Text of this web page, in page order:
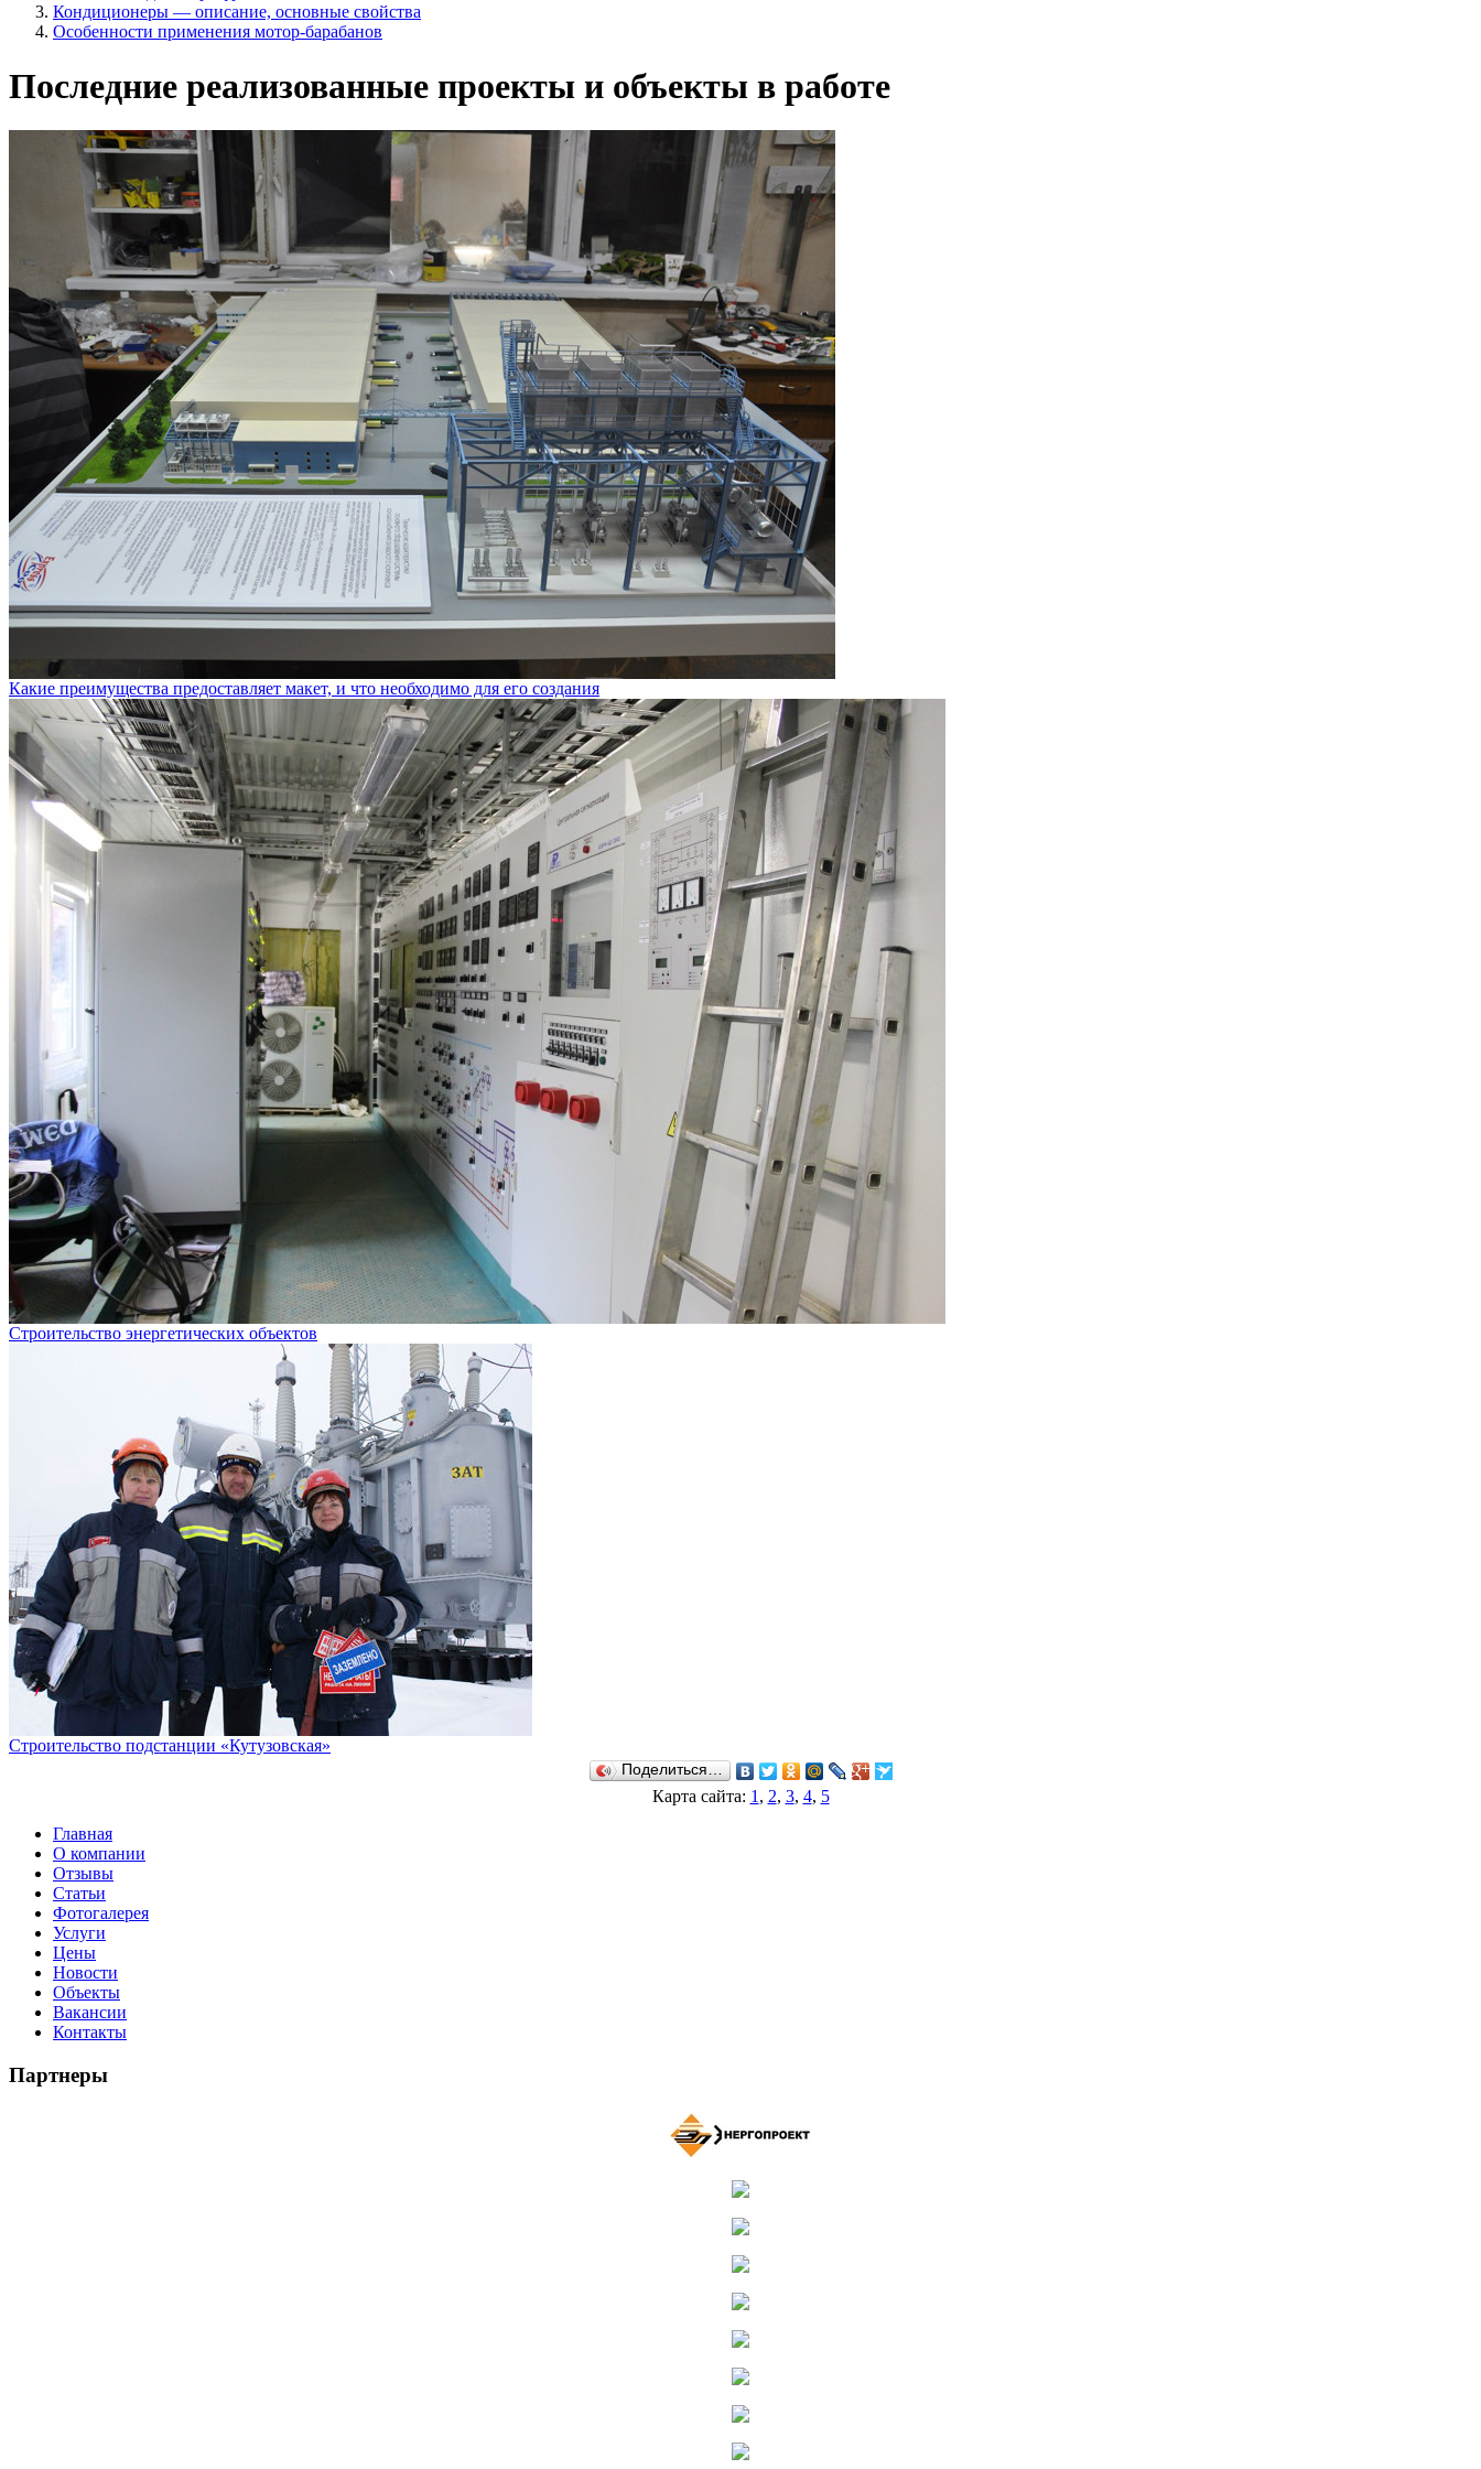
Кондиционеры — описание, основные свойства
Особенности применения мотор-барабанов
Последние реализованные проекты и объекты в работе
Какие преимущества предоставляет макет, и что необходимо для его создания
Строительство энергетических объектов
Строительство подстанции «Кутузовская»
Поделиться…
Карта сайта: 1 , 2, 3, 4, 5
Главная
О компании
Отзывы
Статьи
Фотогалерея
Услуги
Цены
Новости
Объекты
Вакансии
Контакты
Партнеры